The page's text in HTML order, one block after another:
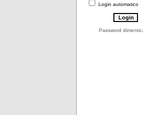
Login automatico
Password